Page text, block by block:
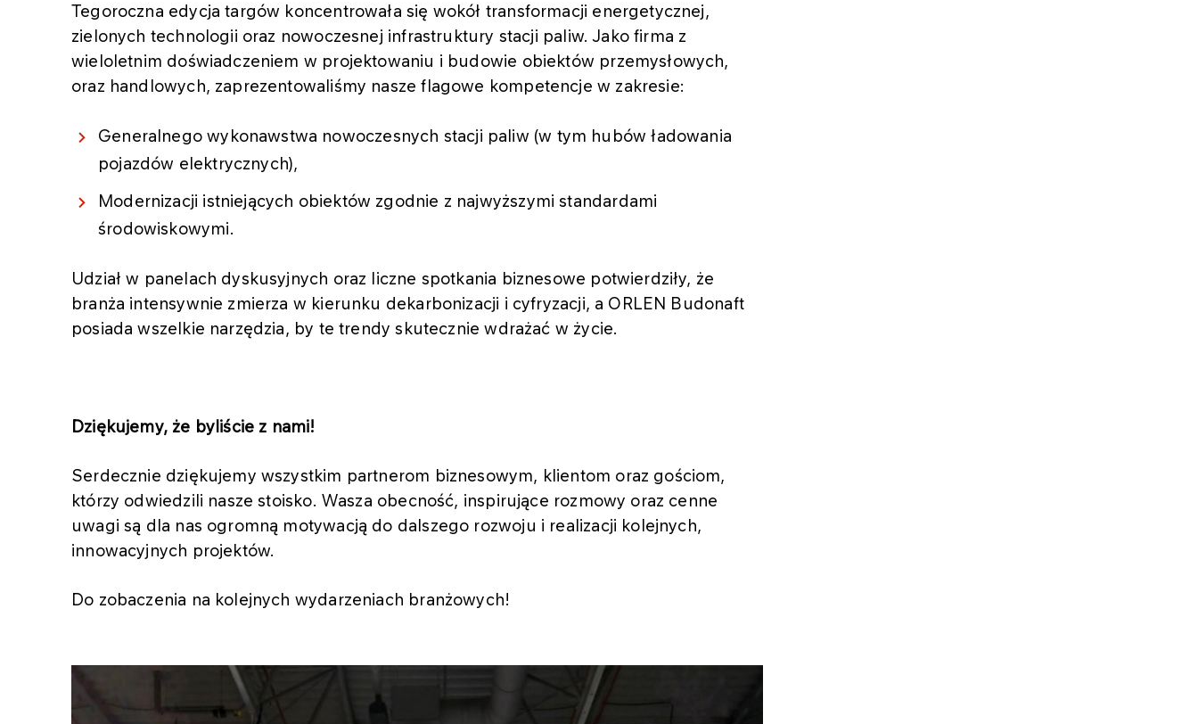
Tegoroczna edycja targów koncentrowała się wokół transformacji energetycznej,
zielonych technologii oraz nowoczesnej infrastruktury stacji paliw. Jako firma z
wieloletnim doświadczeniem w projektowaniu i budowie obiektów przemysłowych,
oraz handlowych, zaprezentowaliśmy nasze flagowe kompetencje w zakresie:
Generalnego wykonawstwa nowoczesnych stacji paliw (w tym hubów ładowania
pojazdów elektrycznych),
Modernizacji istniejących obiektów zgodnie z najwyższymi standardami
środowiskowymi.
Udział w panelach dyskusyjnych oraz liczne spotkania biznesowe potwierdziły, że
branża intensywnie zmierza w kierunku dekarbonizacji i cyfryzacji, a ORLEN Budonaft
posiada wszelkie narzędzia, by te trendy skutecznie wdrażać w życie.
Dziękujemy, że byliście z nami!
Serdecznie dziękujemy wszystkim partnerom biznesowym, klientom oraz gościom,
którzy odwiedzili nasze stoisko. Wasza obecność, inspirujące rozmowy oraz cenne
uwagi są dla nas ogromną motywacją do dalszego rozwoju i realizacji kolejnych,
innowacyjnych projektów.
Do zobaczenia na kolejnych wydarzeniach branżowych!